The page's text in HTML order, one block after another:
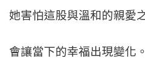
她害怕這股與溫和的親愛
會讓當下的幸福出現變化。